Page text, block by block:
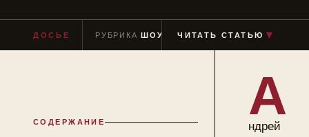
ДОСЬЕ РУБРИКАШОУ-БИЗНЕС ЧТЕНИЕ
ЧИТАТЬ СТАТЬЮ ▼
СОДЕРЖАНИЕ А
ндрей